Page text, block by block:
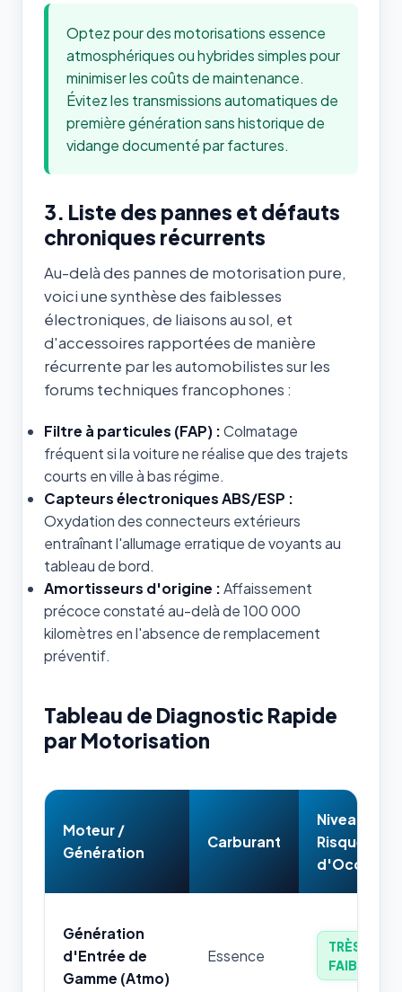
Optez pour des motorisations essence
atmosphériques ou hybrides simples pour
minimiser les coûts de maintenance.
Évitez les transmissions automatiques de
première génération sans historique de
vidange documenté par factures.
3. Liste des pannes et défauts
chroniques récurrents
Au-delà des pannes de motorisation pure,
voici une synthèse des faiblesses
électroniques, de liaisons au sol, et
d'accessoires rapportées de manière
récurrente par les automobilistes sur les
forums techniques francophones :
Filtre à particules (FAP) :Colmatage
fréquent si la voiture ne réalise que des trajets
courts en ville à bas régime.
Capteurs électroniques ABS/ESP :
Oxydation des connecteurs extérieurs
entraînant l'allumage erratique de voyants au
tableau de bord.
Amortisseurs d'origine :Affaissement
précoce constaté au-delà de 100 000
kilomètres en l'absence de remplacement
préventif.
Tableau de Diagnostic Rapide
par Motorisation
Moteur /
Génération
Carburant
Niveau de
Risque
d'Occasion
Génération
d'Entrée de
Gamme (Atmo)
Essence
TRÈS
FAIBLE